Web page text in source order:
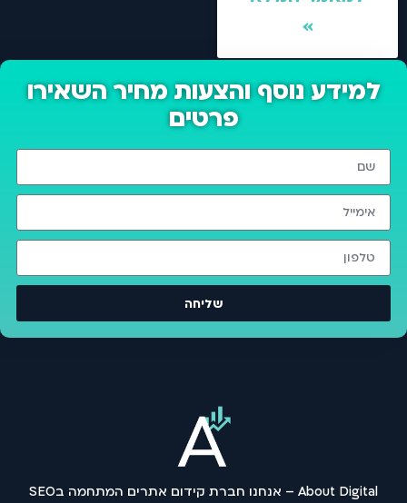
»
למידע נוסף והצעות מחיר השאירו
פרטים
שליחה
About Digital – אנחנו חברת קידום אתרים המתחמה בSEO